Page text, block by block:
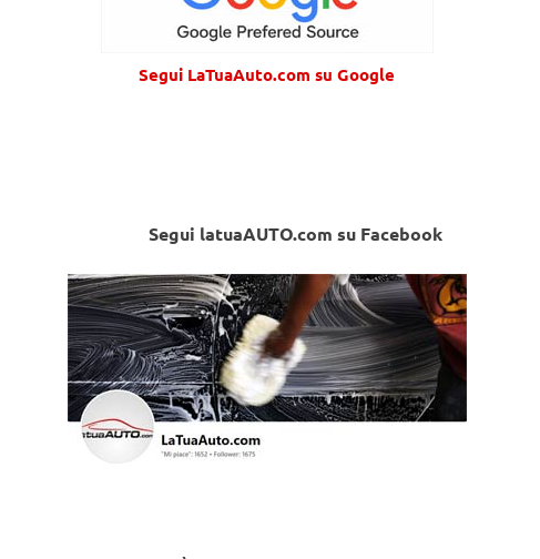
Segui LaTuaAuto.com su Google
Segui latuaAUTO.com su Facebook